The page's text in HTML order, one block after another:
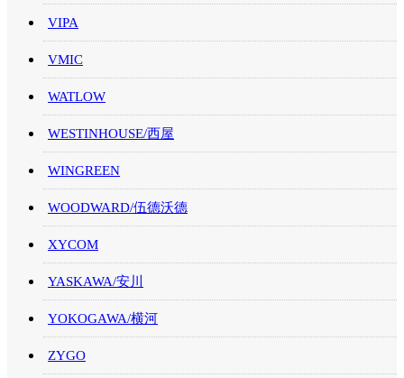
VIPA
VMIC
WATLOW
WESTINHOUSE/西屋
WINGREEN
WOODWARD/伍德沃德
XYCOM
YASKAWA/安川
YOKOGAWA/横河
ZYGO